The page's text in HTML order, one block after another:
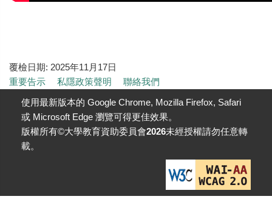
覆檢日期: 2025年11月17日
重要告示
私隱政策聲明
聯絡我們
使用最新版本的 Google Chrome, Mozilla Firefox, Safari
或 Microsoft Edge 瀏覽可得更佳效果。
版權所有©大學教育資助委員會2026未經授權請勿任意轉
載。